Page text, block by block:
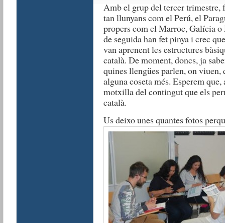
Amb el grup del tercer trimestre,
tan llunyans com el Perú, el
propers com el Marroc, Galícia
de seguida han fet pinya i crec
van aprenent les estructures
català. De moment, doncs, ja
quines llengües parlen, on viuen,
alguna coseta més. Esperem
motxilla del contingut que els
català.
Us deixo unes quantes fotos